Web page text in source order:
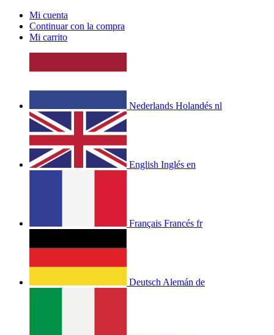
Mi cuenta
Continuar con la compra
Mi carrito
Nederlands Holandés nl
English Inglés en
Français Francés fr
Deutsch Alemán de